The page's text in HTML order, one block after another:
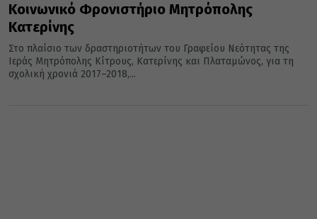
Κοινωνικό Φρονιστήριο Μητρόπολης
Κατερίνης
Στο πλαίσιο των δραστηριοτήτων του Γραφείου Νεότητας της
Ιεράς Μητρόπολης Κίτρους, Κατερίνης και Πλαταμώνος, για τη
σχολική χρονιά 2017–2018,...